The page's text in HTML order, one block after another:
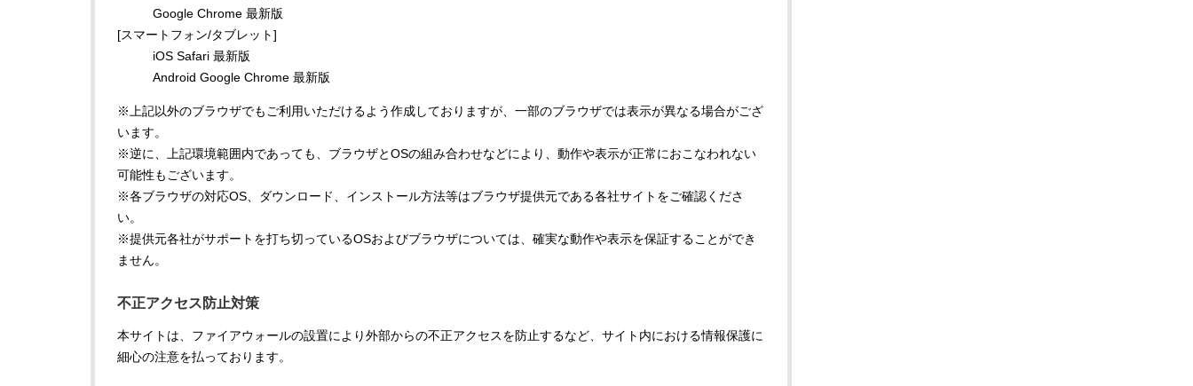
Google Chrome 最新版
[スマートフォン/タブレット]
iOS Safari 最新版
Android Google Chrome 最新版
※上記以外のブラウザでもご利用いただけるよう作成しておりますが、一部のブラウザでは表示が異なる場合がござ
います。
※逆に、上記環境範囲内であっても、ブラウザとOSの組み合わせなどにより、動作や表示が正常におこなわれない
可能性もございます。
※各ブラウザの対応OS、ダウンロード、インストール方法等はブラウザ提供元である各社サイトをご確認くださ
い。
※提供元各社がサポートを打ち切っているOSおよびブラウザについては、確実な動作や表示を保証することができ
ません。
不正アクセス防止対策
本サイトは、ファイアウォールの設置により外部からの不正アクセスを防止するなど、サイト内における情報保護に
細心の注意を払っております。